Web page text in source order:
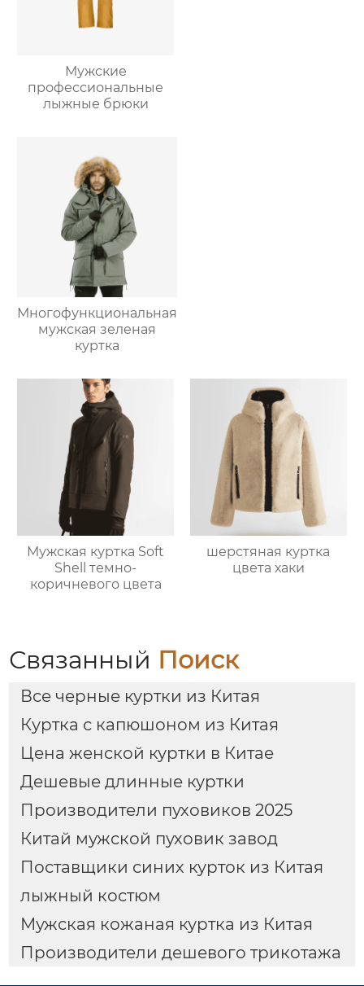
Мужские
профессиональные
лыжные брюки
Многофункциональная
мужская зеленая
куртка
Мужская куртка Soft
Shell темно-
коричневого цвета
шерстяная куртка
цвета хаки
Связанный Поиск
Все черные куртки из Китая
Куртка с капюшоном из Китая
Цена женской куртки в Китае
Дешевые длинные куртки
Производители пуховиков 2025
Китай мужской пуховик завод
Поставщики синих курток из Китая
лыжный костюм
Мужская кожаная куртка из Китая
Производители дешевого трикотажа